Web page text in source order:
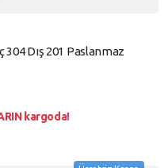
304 Dış 201 Paslanmaz
kargoda!